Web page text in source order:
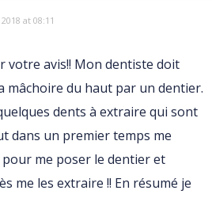
at 08:11
votre avis!! Mon dentiste doit
mâchoire du haut par un dentier.
dents à extraire qui sont
dans un premier temps me
me poser le dentier et
me les extraire !! En résumé je